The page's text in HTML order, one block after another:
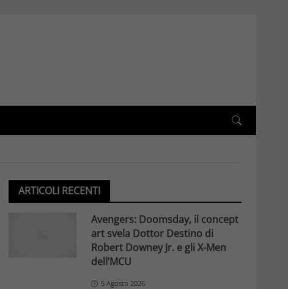
ARTICOLI RECENTI
Avengers: Doomsday, il concept
art svela Dottor Destino di
Robert Downey Jr. e gli X-Men
dell’MCU
5 Agosto 2026